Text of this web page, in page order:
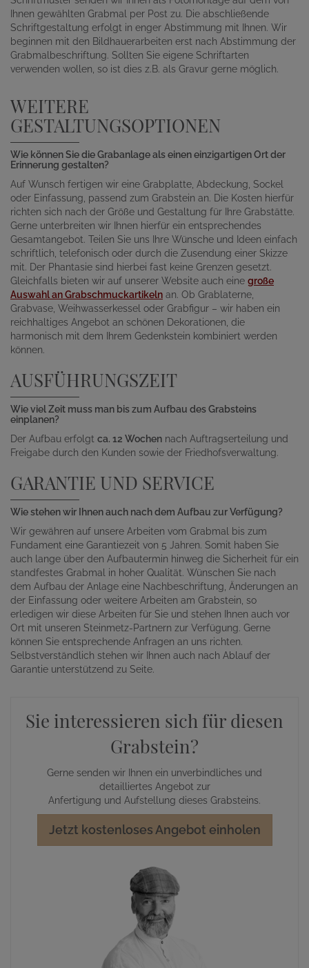
Ihnen gewählten Grabmal per Post zu. Die abschließende
Schriftgestaltung erfolgt in enger Abstimmung mit Ihnen. Wir
beginnen mit den Bildhauerarbeiten erst nach Abstimmung der
Grabmalbeschriftung. Sollten Sie eigene Schriftarten
verwenden wollen, so ist dies z.B. als Gravur gerne möglich.
WEITERE
GESTALTUNGSOPTIONEN
Wie können Sie die Grabanlage als einen einzigartigen Ort der
Erinnerung gestalten?
Auf Wunsch fertigen wir eine Grabplatte, Abdeckung, Sockel
oder Einfassung, passend zum Grabstein an. Die Kosten hierfür
richten sich nach der Größe und Gestaltung für Ihre Grabstätte.
Gerne unterbreiten wir Ihnen hierfür ein entsprechendes
Gesamtangebot. Teilen Sie uns Ihre Wünsche und Ideen einfach
schriftlich, telefonisch oder durch die Zusendung einer Skizze
mit. Der Phantasie sind hierbei fast keine Grenzen gesetzt.
Gleichfalls bieten wir auf unserer Website auch eine große
Auswahl an Grabschmuckartikeln an. Ob Grablaterne,
Grabvase, Weihwasserkessel oder Grabfigur – wir haben ein
reichhaltiges Angebot an schönen Dekorationen, die
harmonisch mit dem Ihrem Gedenkstein kombiniert werden
können.
AUSFÜHRUNGSZEIT
Wie viel Zeit muss man bis zum Aufbau des Grabsteins
einplanen?
Der Aufbau erfolgt ca. 12 Wochen nach Auftragserteilung und
Freigabe durch den Kunden sowie der Friedhofsverwaltung.
GARANTIE UND SERVICE
Wie stehen wir Ihnen auch nach dem Aufbau zur Verfügung?
Wir gewähren auf unsere Arbeiten vom Grabmal bis zum
Fundament eine Garantiezeit von 5 Jahren. Somit haben Sie
auch lange über den Aufbautermin hinweg die Sicherheit für ein
standfestes Grabmal in hoher Qualität. Wünschen Sie nach
dem Aufbau der Anlage eine Nachbeschriftung, Änderungen an
der Einfassung oder weitere Arbeiten am Grabstein, so
erledigen wir diese Arbeiten für Sie und stehen Ihnen auch vor
Ort mit unseren Steinmetz-Partnern zur Verfügung. Gerne
können Sie entsprechende Anfragen an uns richten.
Selbstverständlich stehen wir Ihnen auch nach Ablauf der
Garantie unterstützend zu Seite.
Sie interessieren sich für diesen
Grabstein?
Gerne senden wir Ihnen ein unverbindliches und
detailliertes Angebot zur
Anfertigung und Aufstellung dieses Grabsteins.
Jetzt kostenloses Angebot einholen